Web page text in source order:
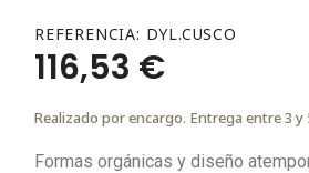
REFERENCIA DYL.CUSCO
116,53 €
Realizado por encargo. Entrega entre 3 y
Formas orgánicas y diseño